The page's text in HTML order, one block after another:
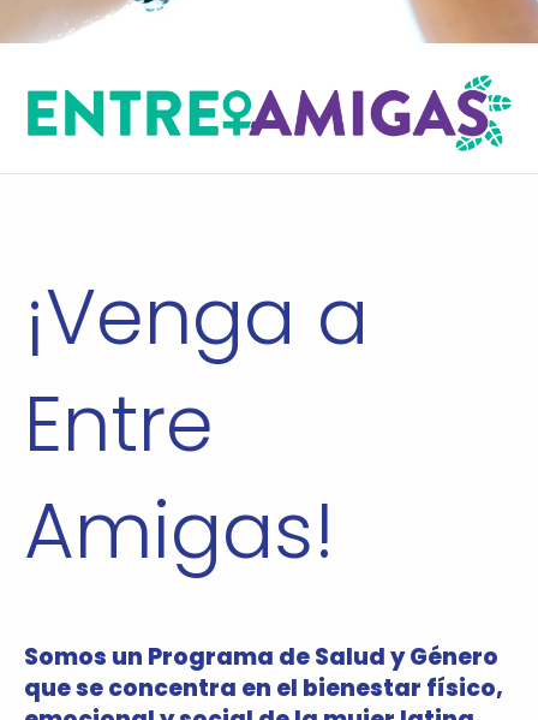
¡Venga a
Entre
Amigas!
Somos un Programa de Salud y Género
que se concentra en el bienestar físico,